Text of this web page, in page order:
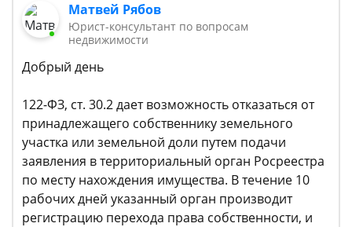
Матвей Рябов
Юрист-консультант по вопросам
недвижимости
Добрый день
122-ФЗ, ст. 30.2 дает возможность отказаться от
принадлежащего собственнику земельного
участка или земельной доли путем подачи
заявления в территориальный орган Росреестра
по месту нахождения имущества. В течение 10
рабочих дней указанный орган производит
регистрацию перехода права собственности, и